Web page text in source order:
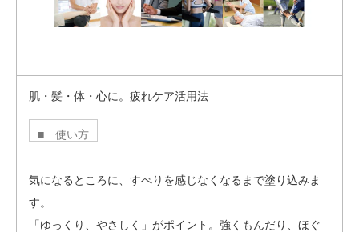
肌・髪・体・心に。疲れケア活用法
■ 使い方
気になるところに、すべりを感じなくなるまで塗り込みま
す。
「ゆっくり、やさしく」がポイント。強くもんだり、ほぐ